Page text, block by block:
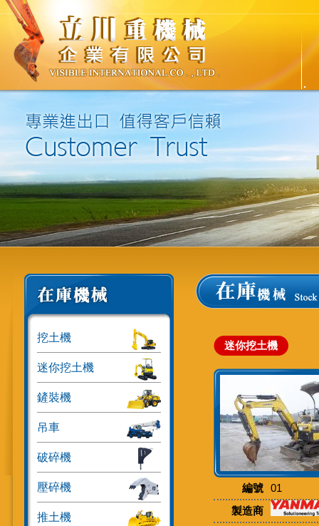
挖土機
迷你挖土機
鏟裝機
吊車
破碎機
壓碎機
推土機
迷你挖土機
編號
01
製造商